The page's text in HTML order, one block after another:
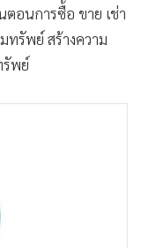
อนการซื้อ ขาย เช่า
ทรัพย์ สร้างความ
รัพย์